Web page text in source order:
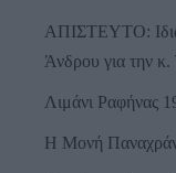
ΑΠΙΣΤΕΥΤΟ:
Άνδρου για την
Λιμάνι Ραφήνας
Η Μονή